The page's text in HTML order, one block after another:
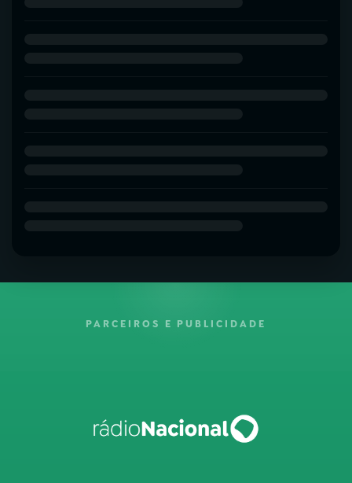
PARCEIROS E PUBLICIDADE